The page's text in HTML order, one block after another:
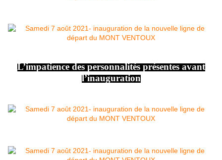
L’impatience des personnalités présentes avant
l’inauguration